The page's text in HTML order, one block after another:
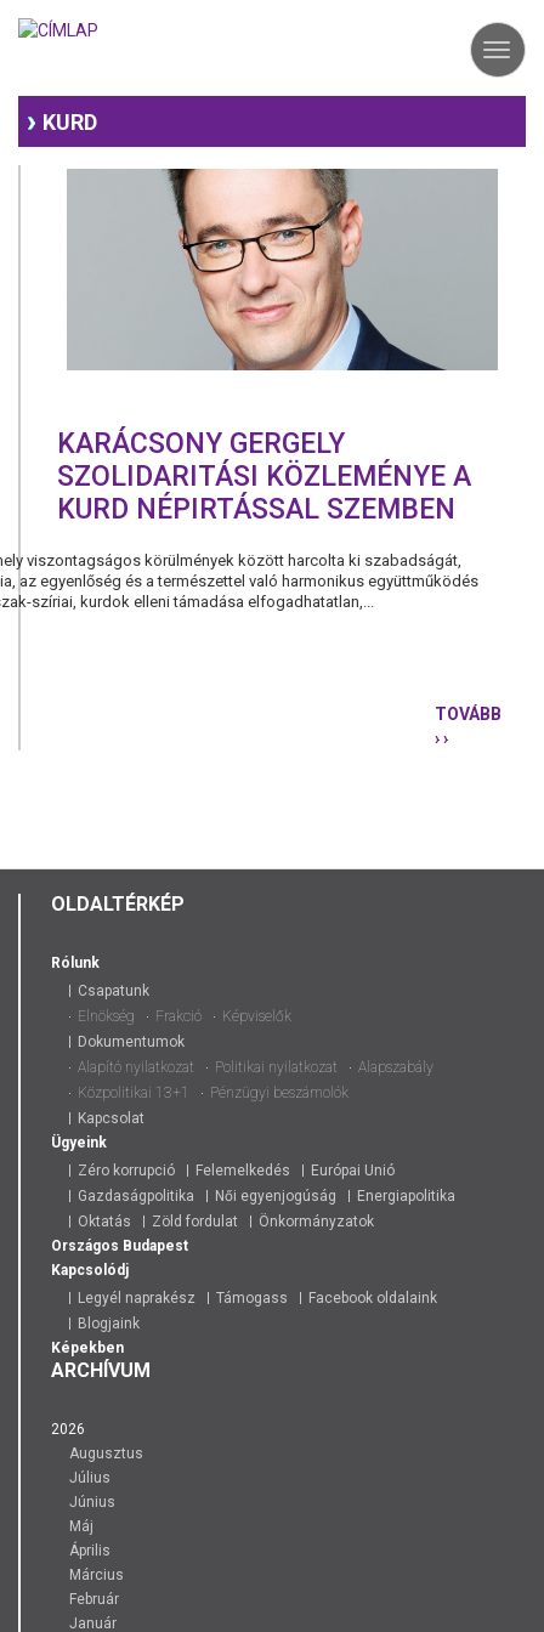
KURD
KARÁCSONY GERGELY
SZOLIDARITÁSI KÖZLEMÉNYE A
KURD NÉPIRTÁSSAL SZEMBEN
viszontagságos körülmények között harcolta ki szabadságát,
az egyenlőség és a természettel való harmonikus együttműködés
szíriai, kurdok elleni támadása elfogadhatatlan,...
TOVÁBB
› ›
OLDALTÉRKÉP
Rólunk
Csapatunk
Elnökség
Frakció
Képviselők
Dokumentumok
Alapító nyilatkozat
Politikai nyilatkozat
Alapszabály
Közpolitikai 13+1
Pénzügyi beszámolók
Kapcsolat
Ügyeink
Zéro korrupció
Felemelkedés
Európai Unió
Gazdaságpolitika
Női egyenjogúság
Energiapolitika
Oktatás
Zöld fordulat
Önkormányzatok
Országos Budapest
Kapcsolódj
Legyél naprakész
Támogass
Facebook oldalaink
Blogjaink
Képekben
ARCHÍVUM
2026
Augusztus
Július
Június
Máj
Április
Március
Február
Január